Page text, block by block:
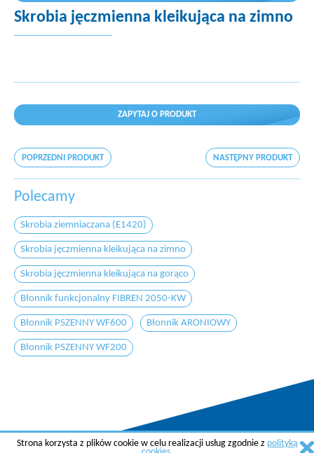
Skrobia jęczmienna kleikująca na zimno
ZAPYTAJ O PRODUKT
POPRZEDNI PRODUKT NASTĘPNY PRODUKT
Polecamy
Skrobia ziemniaczana (E1420)
Skrobia jęczmienna kleikująca na zimno
Skrobia jęczmienna kleikująca na gorąco
Błonnik funkcjonalny FIBREN 2050-KW
Błonnik PSZENNY WF600 Błonnik ARONIOWY
Błonnik PSZENNY WF200
Copyright © 2015 AGREMA Poland Sp. z o.o.
Strona korzysta z plików cookie w celu realizacji usług zgodnie z polityką